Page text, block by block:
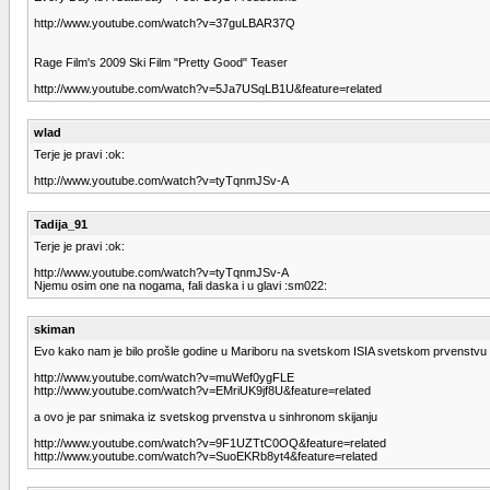
http://www.youtube.com/watch?v=37guLBAR37Q
Rage Film's 2009 Ski Film "Pretty Good" Teaser
http://www.youtube.com/watch?v=5Ja7USqLB1U&feature=related
wlad
Terje je pravi :ok:
http://www.youtube.com/watch?v=tyTqnmJSv-A
Tadija_91
Terje je pravi :ok:
http://www.youtube.com/watch?v=tyTqnmJSv-A
Njemu osim one na nogama, fali daska i u glavi :sm022:
skiman
Evo kako nam je bilo prošle godine u Mariboru na svetskom ISIA svetskom prvenstvu
http://www.youtube.com/watch?v=muWef0ygFLE
http://www.youtube.com/watch?v=EMriUK9jf8U&feature=related
a ovo je par snimaka iz svetskog prvenstva u sinhronom skijanju
http://www.youtube.com/watch?v=9F1UZTtC0OQ&feature=related
http://www.youtube.com/watch?v=SuoEKRb8yt4&feature=related